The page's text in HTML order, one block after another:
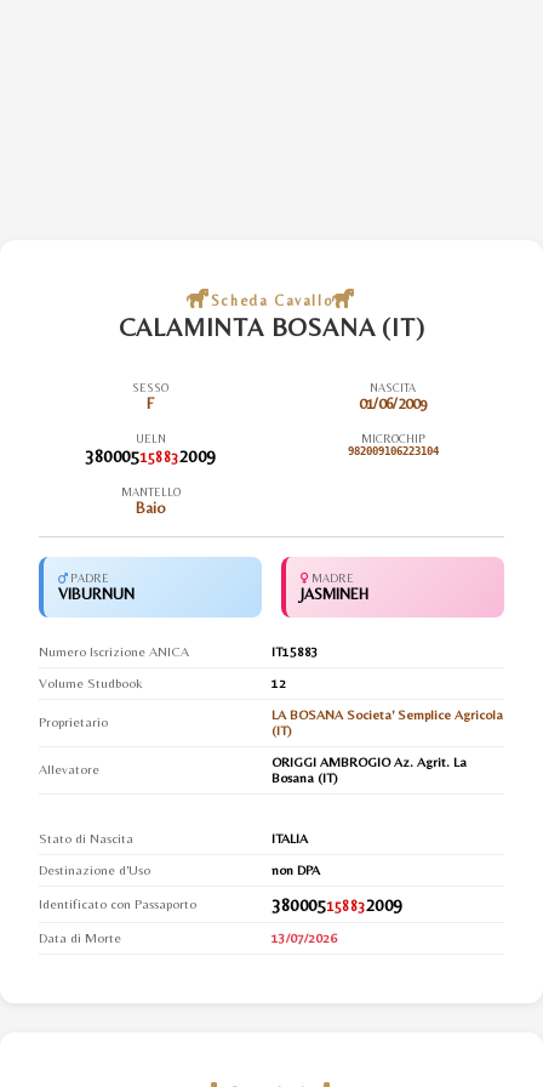
Scheda Cavallo
CALAMINTA BOSANA (IT)
SESSO
F
NASCITA
01/06/2009
UELN
380005158832009
MICROCHIP
982009106223104
MANTELLO
Baio
PADRE
VIBURNUN
MADRE
JASMINEH
Numero Iscrizione ANICA
IT15883
Volume Studbook
12
Proprietario
LA BOSANA Societa' Semplice Agricola
(IT)
Allevatore
ORIGGI AMBROGIO Az. Agrit. La
Bosana (IT)
Stato di Nascita
ITALIA
Destinazione d'Uso
non DPA
Identificato con Passaporto 380005158832009
Data di Morte 13/07/2026